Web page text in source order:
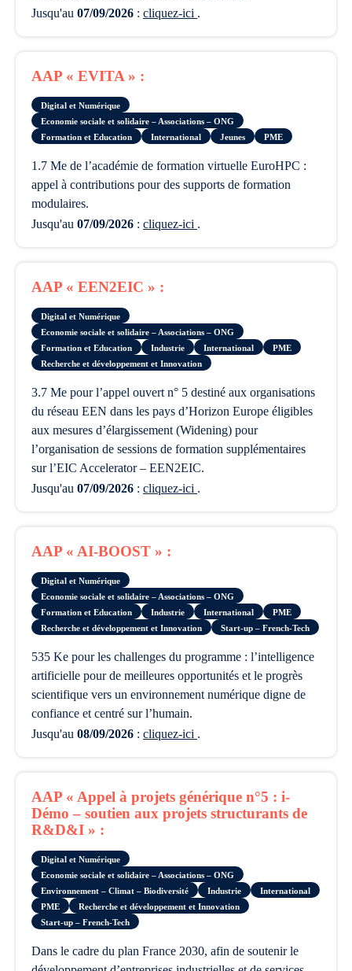
Jusqu'au 07/09/2026 : cliquez-ici .
AAP « EVITA » :
Digital et Numérique
Economie sociale et solidaire – Associations – ONG
Formation et Education
International Jeunes PME
1.7 Me de l’académie de formation virtuelle EuroHPC :
appel à contributions pour des supports de formation
modulaires.
Jusqu'au 07/09/2026 : cliquez-ici .
AAP « EEN2EIC » :
Digital et Numérique
Economie sociale et solidaire – Associations – ONG
Formation et Education
Industrie International
PME
Recherche et développement et Innovation
3.7 Me pour l’appel ouvert n° 5 destiné aux organisations
du réseau EEN dans les pays d’Horizon Europe éligibles
aux mesures d’élargissement (Widening) pour
l’organisation de sessions de formation supplémentaires
sur l’EIC Accelerator – EEN2EIC.
Jusqu'au 07/09/2026 : cliquez-ici .
AAP « AI-BOOST » :
Digital et Numérique
Economie sociale et solidaire – Associations – ONG
Formation et Education
Industrie International
PME
Recherche et développement et Innovation
Start-up – French-Tech
535 Ke pour les challenges du programme : l’intelligence
artificielle pour de meilleures opportunités et le progrès
scientifique vers un environnement numérique digne de
confiance et centré sur l’humain.
Jusqu'au 08/09/2026 : cliquez-ici .
AAP « Appel à projets générique n°5 : i-
Démo – soutien aux projets structurants de
R&D&I » :
Digital et Numérique
Economie sociale et solidaire – Associations – ONG
Environnement – Climat – Biodiversité
Industrie
International
PME
Recherche et développement et Innovation
Start-up – French-Tech
Dans le cadre du plan France 2030, afin de soutenir le